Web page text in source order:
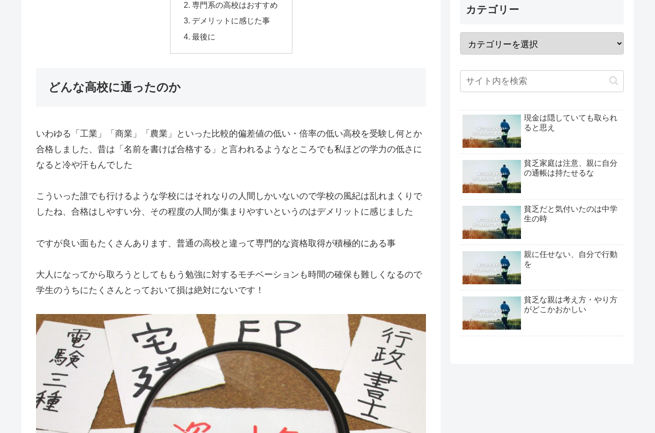
専門系の高校はおすすめ
デメリットに感じた事
最後に
どんな高校に通ったのか
いわゆる「工業」「商業」「農業」といった比較的偏差値の低い・倍率の低い高校を受験し何とか
合格しました、昔は「名前を書けば合格する」と言われるようなところでも私ほどの学力の低さに
なると冷や汗もんでした
こういった誰でも行けるような学校にはそれなりの人間しかいないので学校の風紀は乱れまくりで
したね、合格はしやすい分、その程度の人間が集まりやすいというのはデメリットに感じました
ですが良い面もたくさんあります、普通の高校と違って専門的な資格取得が積極的にある事
大人になってから取ろうとしてももう勉強に対するモチベーションも時間の確保も難しくなるので
学生のうちにたくさんとっておいて損は絶対にないです！
カテゴリー
現金は隠していても取られ
ると思え
貧乏家庭は注意、親に自分
の通帳は持たせるな
貧乏だと気付いたのは中学
生の時
親に任せない、自分で行動
を
貧乏な親は考え方・やり方
がどこかおかしい